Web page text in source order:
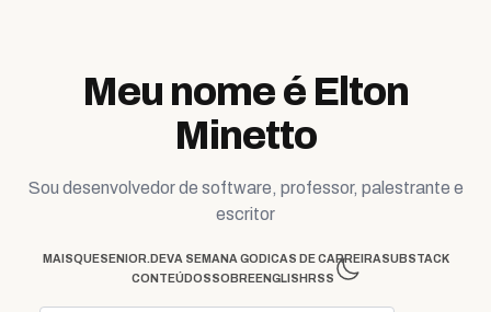
Meu nome é Elton
Minetto
Sou desenvolvedor de software, professor, palestrante e
escritor
MAISQUESENIOR.DEVA SEMANA GO DICAS DE CARREIRASUBSTACK
CONTEÚDOSSOBREENGLISH RSS